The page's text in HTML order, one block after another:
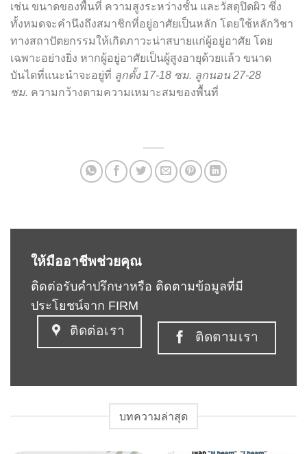
เช่น ขนาดของพื้นที่ ความสูงระหว่างชั้น และวัสดุปิดผิว ซึ่ง
ทั้งหมดจะคำนึงถึงสมาชิกที่อยู่อาศัยเป็นหลัก โดยใช้หลักวิชา
ทางสถาปัตยกรรมให้เกิดภาวะน่าสบายแก่ผู้อยู่อาศัย โดย
เฉพาะอย่างยิ่ง หากผู้อยู่อาศัยเป็นผู้สูงอายุด้วยแล้ว ขนาด
บันไดที่แนะนำจะอยู่ที่ ลูกตั้ง 17-18 ซม. ลูกนอน 27-28
ซม. ความกว้างตามความเหมาะสมของพื้นที่
ให้มืออาชีพช่วยคุณ
ติดต่อรับคำปรึกษาหรือ ติดตามข้อมูลที่มี
ประโยชน์จาก FIRM
ติดต่อเรา ติดตามเรา
บทความล่าสุด